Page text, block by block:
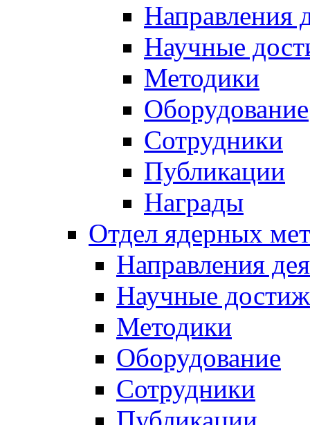
Направления
Научные
Методики
Оборудование
Сотрудники
Публикации
Награды
Отдел ядерных
Направления
Научные
Методики
Оборудование
Сотрудники